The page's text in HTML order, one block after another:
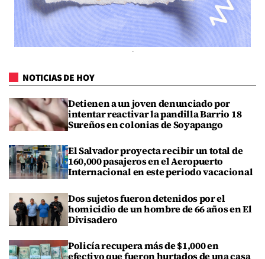
NOTICIAS DE HOY
Detienen a un joven denunciado por
intentar reactivar la pandilla Barrio 18
Sureños en colonias de Soyapango
El Salvador proyecta recibir un total de
160,000 pasajeros en el Aeropuerto
Internacional en este periodo vacacional
Dos sujetos fueron detenidos por el
homicidio de un hombre de 66 años en El
Divisadero
Policía recupera más de $1,000 en
efectivo que fueron hurtados de una casa